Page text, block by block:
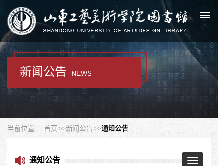
新闻公告 NEWS
当前位置： 首页 新闻公告 通知公告
Toggle
通知公告